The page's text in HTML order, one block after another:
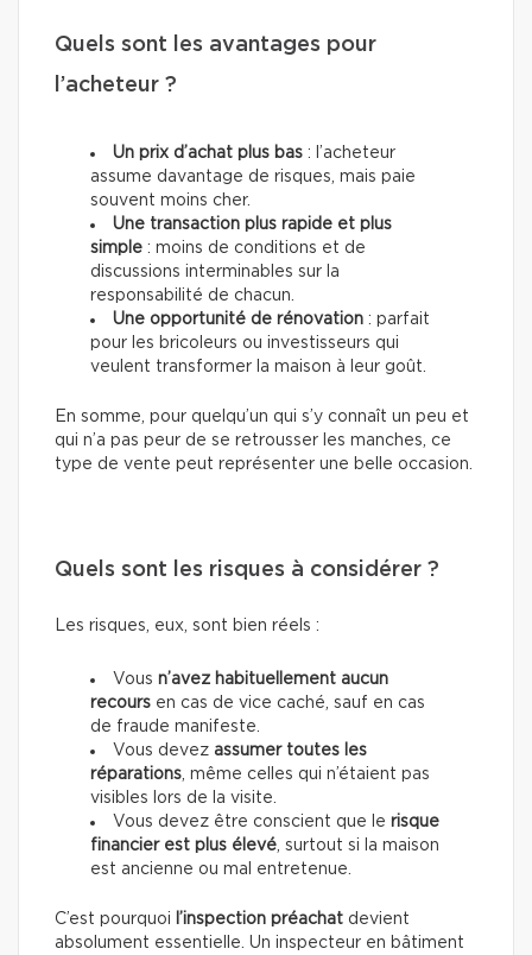
Quels sont les avantages pour
l’acheteur ?
Un prix d’achat plus bas : l’acheteur
assume davantage de risques, mais paie
souvent moins cher.
Une transaction plus rapide et plus
simple : moins de conditions et de
discussions interminables sur la
responsabilité de chacun.
Une opportunité de rénovation : parfait
pour les bricoleurs ou investisseurs qui
veulent transformer la maison à leur goût.
En somme, pour quelqu’un qui s’y connaît un peu et
qui n’a pas peur de se retrousser les manches, ce
type de vente peut représenter une belle occasion.
Quels sont les risques à considérer ?
Les risques, eux, sont bien réels :
Vous n’avez habituellement aucun
recours en cas de vice caché, sauf en cas
de fraude manifeste.
Vous devez assumer toutes les
réparations , même celles qui n’étaient pas
visibles lors de la visite.
Vous devez être conscient que le risque
financier est plus élevé , surtout si la maison
est ancienne ou mal entretenue.
C’est pourquoi l’inspection préachat devient
absolument essentielle. Un inspecteur en bâtiment